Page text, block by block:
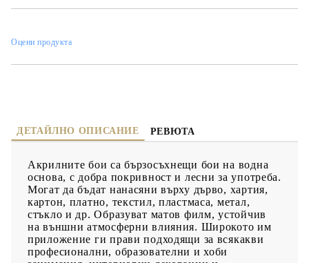
цветова гама е над 35 цвята, но може да се произвеждат в над
Оцени продукта
ДЕТАЙЛНО ОПИСАНИЕ РЕВЮТА
Акрилните бои са бързосъхнещи бои на водна
основа, с добра покривност и лесни за употреба.
Могат да бъдат нанасяни върху дърво, хартия,
картон, платно, текстил, пластмаса, метал,
стъкло и др. Образуват матов филм, устойчив
на външни атмосферни влияния. Широкото им
приложение ги прави подходящи за всякакви
професионални, образователни и хоби